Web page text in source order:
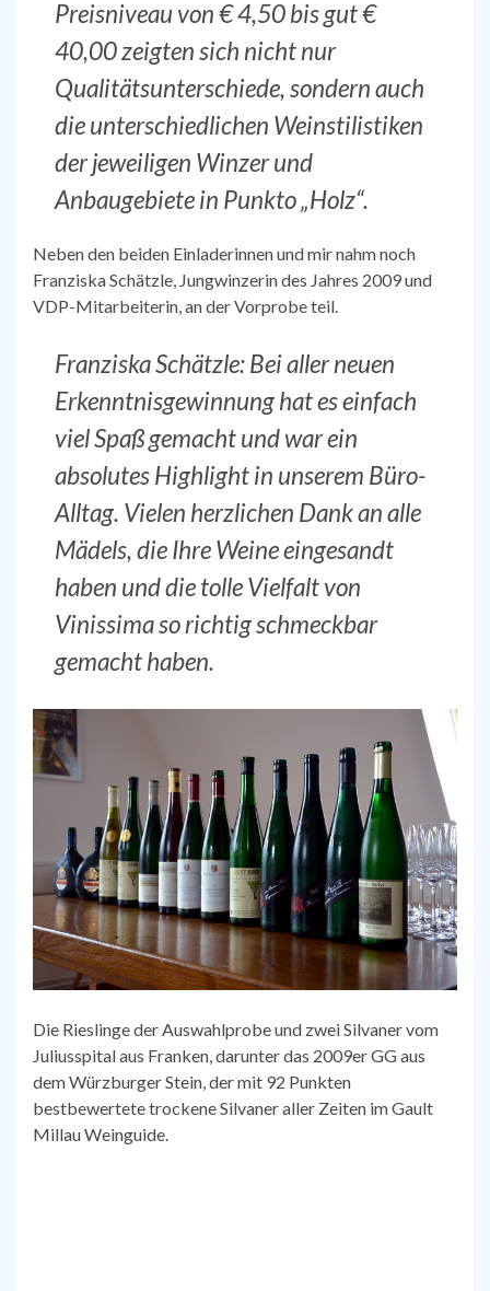
Preisniveau von € 4,50 bis gut €
40,00 zeigten sich nicht nur
Qualitätsunterschiede, sondern auch
die unterschiedlichen Weinstilistiken
der jeweiligen Winzer und
Anbaugebiete in Punkto „Holz“.
Neben den beiden Einladerinnen und mir nahm noch
Franziska Schätzle, Jungwinzerin des Jahres 2009 und
VDP-Mitarbeiterin, an der Vorprobe teil.
Franziska Schätzle: Bei aller neuen
Erkenntnisgewinnung hat es einfach
viel Spaß gemacht und war ein
absolutes Highlight in unserem Büro-
Alltag. Vielen herzlichen Dank an alle
Mädels, die Ihre Weine eingesandt
haben und die tolle Vielfalt von
Vinissima so richtig schmeckbar
gemacht haben.
Die Rieslinge der Auswahlprobe und zwei Silvaner vom
Juliusspital aus Franken, darunter das 2009er GG aus
dem Würzburger Stein, der mit 92 Punkten
bestbewertete trockene Silvaner aller Zeiten im Gault
Millau Weinguide.